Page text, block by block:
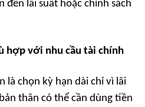
đến lãi suất hoặc chính sách
hợp với nhu cầu tài chính
là chọn kỳ hạn dài chỉ vì lãi
thân có thể cần dùng tiền